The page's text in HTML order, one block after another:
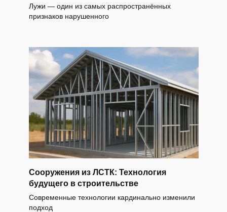
Лужи — один из самых распространённых
признаков нарушенного
Сооружения из ЛСТК: Технология
будущего в строительстве
Современные технологии кардинально изменили
подход